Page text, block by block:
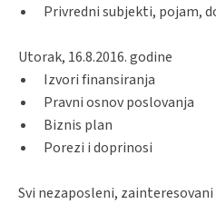
Privredni subjekti, pojam,
Utorak, 16.8.2016. godine
Izvori finansiranja
Pravni osnov poslovanja
Biznis plan
Porezi i doprinosi
Svi nezaposleni,